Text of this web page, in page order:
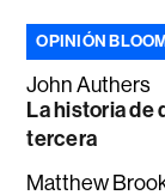
OPINIÓN
John Authers
La historia de
tercera
Matthew